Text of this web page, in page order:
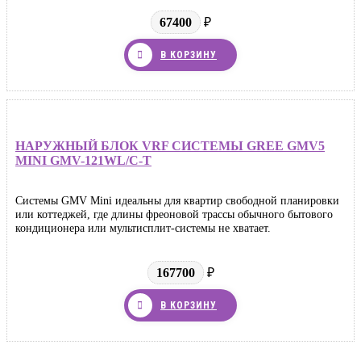
67400 ₽
В КОРЗИНУ
НАРУЖНЫЙ БЛОК VRF СИСТЕМЫ GREE GMV5
MINI GMV-121WL/C-T
Системы GMV Mini идеальны для квартир свободной планировки
или коттеджей, где длины фреоновой трассы обычного бытового
кондиционера или мультисплит-системы не хватает.
167700 ₽
В КОРЗИНУ